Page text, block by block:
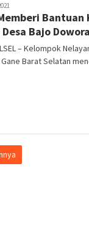
Bantuan
Bajo Dowora
– Kelompok
Barat Selatan